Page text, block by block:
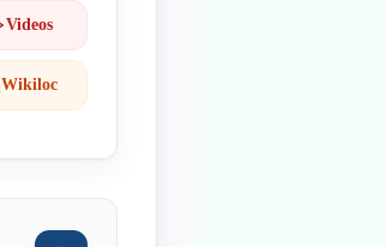
Videos
Wikiloc